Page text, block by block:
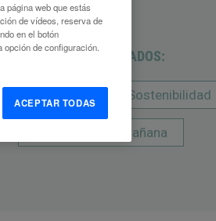
TEMAS DESTACADOS:
Sostenibilidad
Creadores del mañana
página web que estás
de vídeos, reserva de
en el botón
opción de configuración.
ACEPTAR TODAS